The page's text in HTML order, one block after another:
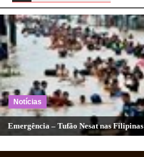
de
artigos
Notícias
Emergência – Tufão Nesat nas Filipinas